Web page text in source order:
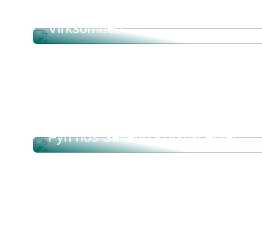
Virksomhed
Fyn hos Severin Kursuscenter